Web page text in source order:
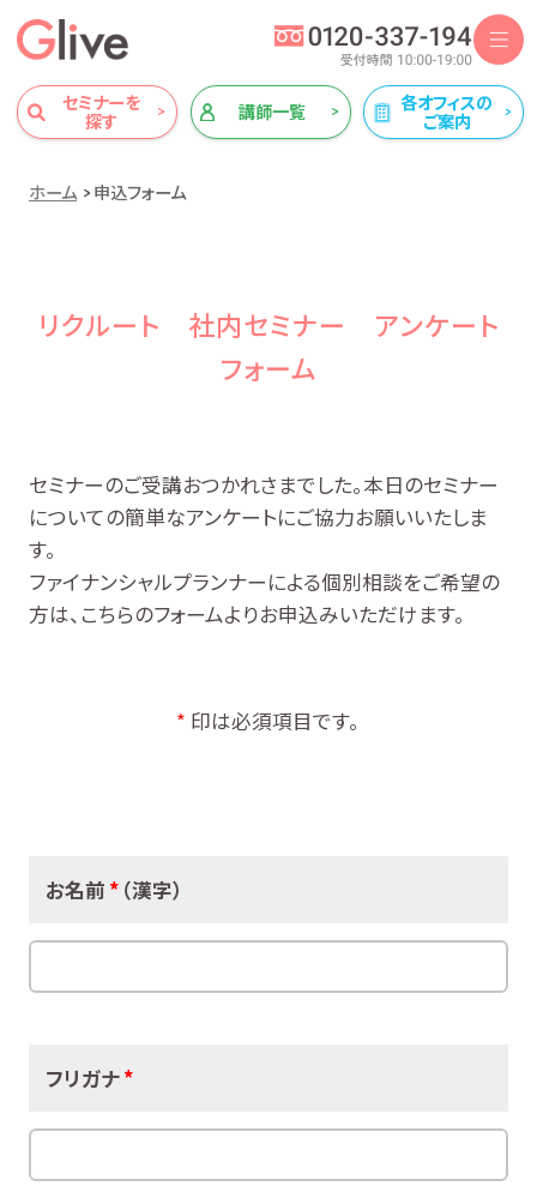
セミナーを
探す
講師一覧
各オフィスの
ご案内
ホーム 申込フォーム
リクルート 社内セミナー アンケート
フォーム
セミナーのご受講おつかれさまでした。本日のセミナー
についての簡単なアンケートにご協力お願いいたしま
す。
ファイナンシャルプランナーによる個別相談をご希望の
方は、こちらのフォームよりお申込みいただけます。
* 印は必須項目です。
お名前 * （漢字）
フリガナ*